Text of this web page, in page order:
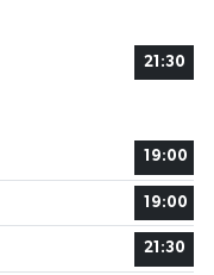
21:30
19:00
19:00
21:30